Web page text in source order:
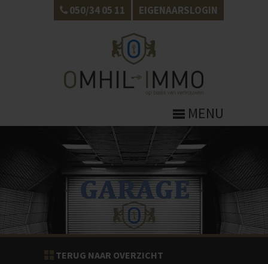
050/34 05 11 EIGENAARSLOGIN
MENU
TERUG NAAR OVERZICHT